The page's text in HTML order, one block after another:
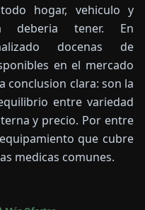
hogar, vehiculo y
deberia tener. En
docenas de
en el mercado
conclusion clara: son la
entre variedad
y precio. Por entre
que cubre
medicas comunes.